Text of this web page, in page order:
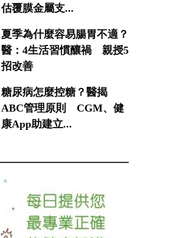
估覆膜金屬支...
夏季為什麼容易腸胃不適？
醫：4生活習慣釀禍 親授5
招改善
糖尿病怎麼控糖？醫揭
ABC管理原則 CGM、健
康App助建立...